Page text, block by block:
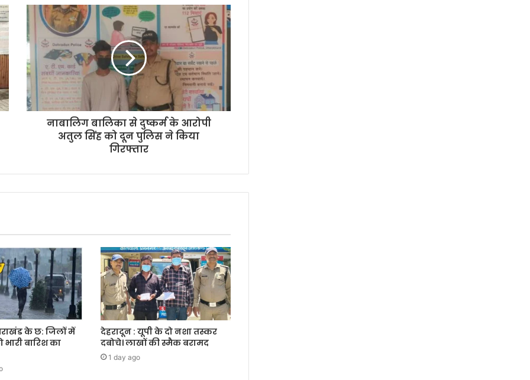
नाबालिग बालिका से दुष्कर्म के आरोपी
अतुल सिंह को दून पुलिस ने किया
गिरफ्तार
के छ: जिलों में
बारिश का
देहरादून : यूपी के दो नशा तस्कर
दबोचे। लाखों की स्मैक बरामद
1 day ago